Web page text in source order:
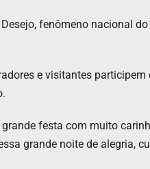
fenômeno nacional
e visitantes
festa com muito
grande noite de alegria,